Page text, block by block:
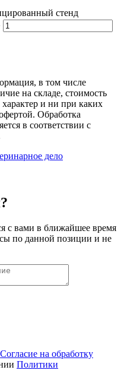
стенд
в том числе
на складе, стоимость
и ни при каких
Обработка
в соответствии с
дело
с вами в ближайшее время
по данной позиции и не
Согласие на обработку
Политики